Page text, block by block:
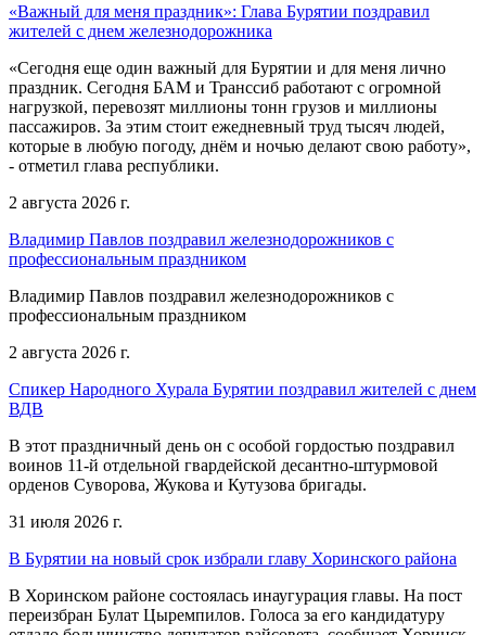
«Важный для меня праздник»: Глава Бурятии поздравил
жителей с днем железнодорожника
«Сегодня еще один важный для Бурятии и для меня лично
праздник. Сегодня БАМ и Транссиб работают с огромной
нагрузкой, перевозят миллионы тонн грузов и миллионы
пассажиров. За этим стоит ежедневный труд тысяч людей,
которые в любую погоду, днём и ночью делают свою работу»,
- отметил глава республики.
2 августа 2026 г.
Владимир Павлов поздравил железнодорожников с
профессиональным праздником
Владимир Павлов поздравил железнодорожников с
профессиональным праздником
2 августа 2026 г.
Спикер Народного Хурала Бурятии поздравил жителей с днем
ВДВ
В этот праздничный день он с особой гордостью поздравил
воинов 11-й отдельной гвардейской десантно-штурмовой
орденов Суворова, Жукова и Кутузова бригады.
31 июля 2026 г.
В Бурятии на новый срок избрали главу Хоринского района
В Хоринском районе состоялась инаугурация главы. На пост
переизбран Булат Цыремпилов. Голоса за его кандидатуру